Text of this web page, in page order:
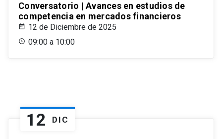
Conversatorio | Avances en estudios de
competencia en mercados financieros
12 de Diciembre de 2025
09:00 a 10:00
12 DIC